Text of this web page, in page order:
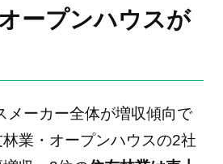
ープンハウスが
メーカー全体が増収傾向で
業・オープンハウスの2社